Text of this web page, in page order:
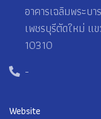
อาคารเฉลิมพระ
เพชรบุรีตัดใหม่ แ
10310
-
Website